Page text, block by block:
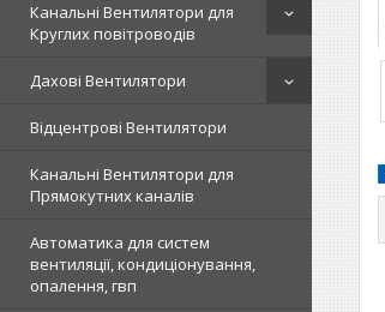
Канальні Вентилятори для
Круглих повітроводів
Дахові Вентилятори
Відцентрові Вентилятори
Канальні Вентилятори для
Прямокутних каналів
Автоматика для систем
вентиляції, кондиціонування,
опалення, гвп